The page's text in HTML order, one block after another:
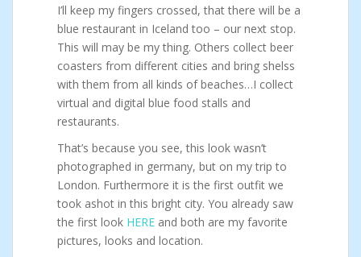
I’ll keep my fingers crossed, that there will be a
blue restaurant in Iceland too – our next stop.
This will may be my thing. Others collect beer
coasters from different cities and bring shelss
with them from all kinds of beaches…I collect
virtual and digital blue food stalls and
restaurants.
That’s because you see, this look wasn’t
photographed in germany, but on my trip to
London. Furthermore it is the first outfit we
took ashot in this bright city. You already saw
the first look HERE and both are my favorite
pictures, looks and location.